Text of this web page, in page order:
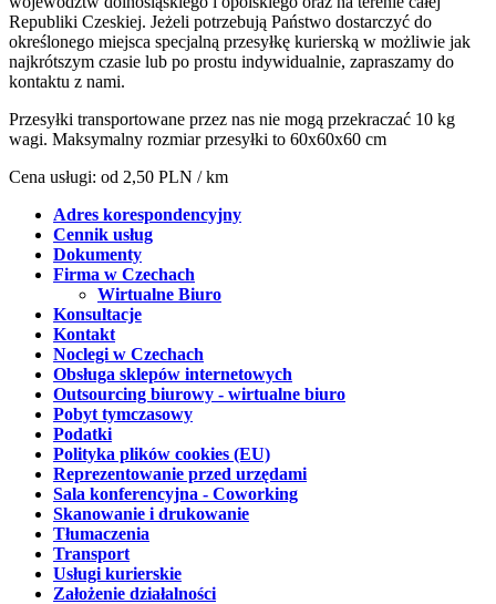
Republiki Czeskiej. Jeżeli potrzebują Państwo dostarczyć do
określonego miejsca specjalną przesyłkę kurierską w możliwie jak
najkrótszym czasie lub po prostu indywidualnie, zapraszamy do
kontaktu z nami.
Przesyłki transportowane przez nas nie mogą przekraczać 10 kg
wagi. Maksymalny rozmiar przesyłki to 60x60x60 cm
Cena usługi: od 2,50 PLN / km
Adres korespondencyjny
Cennik usług
Dokumenty
Firma w Czechach
Wirtualne Biuro
Konsultacje
Kontakt
Noclegi w Czechach
Obsługa sklepów internetowych
Outsourcing biurowy - wirtualne biuro
Pobyt tymczasowy
Podatki
Polityka plików cookies (EU)
Reprezentowanie przed urzędami
Sala konferencyjna - Coworking
Skanowanie i drukowanie
Tłumaczenia
Transport
Usługi kurierskie
Założenie działalności